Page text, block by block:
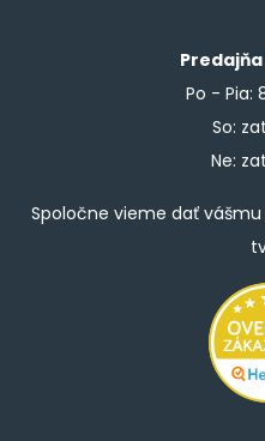
Po - Pia:
So:
Ne:
Spoločne vieme dať